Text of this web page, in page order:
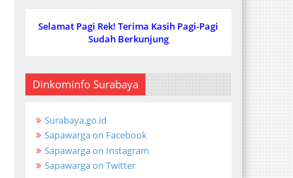
Selamat Pagi Rek! Terima Kasih Pagi-Pagi
Sudah Berkunjung
Dinkominfo Surabaya
Surabaya.go.id
Sapawarga on Facebook
Sapawarga on Instagram
Sapawarga on Twitter